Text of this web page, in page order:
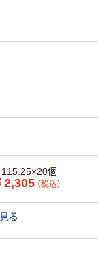
115.25×20個
2,305 （税込）
る